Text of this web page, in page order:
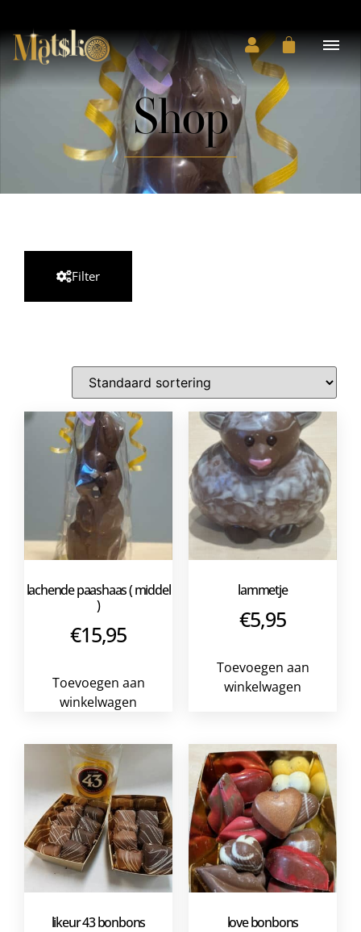
Shop
Filter
lachende paashaas ( middel
)
€15,95
Toevoegen aan
winkelwagen
lammetje
€5,95
Toevoegen aan
winkelwagen
likeur 43 bonbons love bonbons